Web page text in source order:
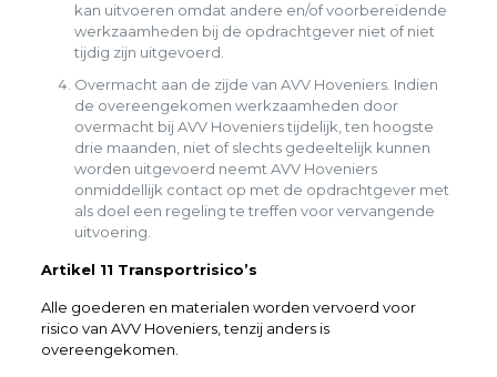
kan uitvoeren omdat andere en/of voorbereidende
werkzaamheden bij de opdrachtgever niet of niet
tijdig zijn uitgevoerd.
Overmacht aan de zijde van AVV Hoveniers. Indien
de overeengekomen werkzaamheden door
overmacht bij AVV Hoveniers tijdelijk, ten hoogste
drie maanden, niet of slechts gedeeltelijk kunnen
worden uitgevoerd neemt AVV Hoveniers
onmiddellijk contact op met de opdrachtgever met
als doel een regeling te treffen voor vervangende
uitvoering.
Artikel 11 Transportrisico’s
Alle goederen en materialen worden vervoerd voor
risico van AVV Hoveniers, tenzij anders is
overeengekomen.